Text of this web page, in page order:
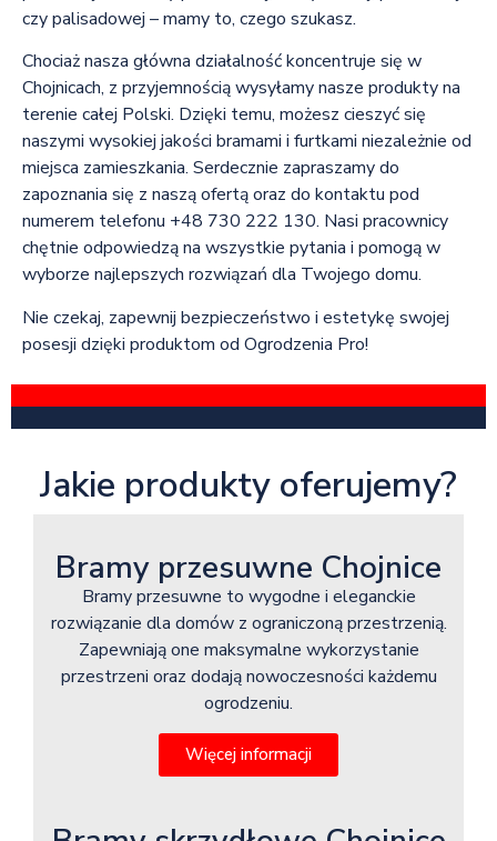
czy palisadowej – mamy to, czego szukasz.
Chociaż nasza główna działalność koncentruje się w
Chojnicach, z przyjemnością wysyłamy nasze produkty na
terenie całej Polski. Dzięki temu, możesz cieszyć się
naszymi wysokiej jakości bramami i furtkami niezależnie od
miejsca zamieszkania. Serdecznie zapraszamy do
zapoznania się z naszą ofertą oraz do kontaktu pod
numerem telefonu +48 730 222 130. Nasi pracownicy
chętnie odpowiedzą na wszystkie pytania i pomogą w
wyborze najlepszych rozwiązań dla Twojego domu.
Nie czekaj, zapewnij bezpieczeństwo i estetykę swojej
posesji dzięki produktom od Ogrodzenia Pro!
Jakie produkty oferujemy?
Bramy przesuwne Chojnice
Bramy przesuwne to wygodne i eleganckie
rozwiązanie dla domów z ograniczoną przestrzenią.
Zapewniają one maksymalne wykorzystanie
przestrzeni oraz dodają nowoczesności każdemu
ogrodzeniu.
Więcej informacji